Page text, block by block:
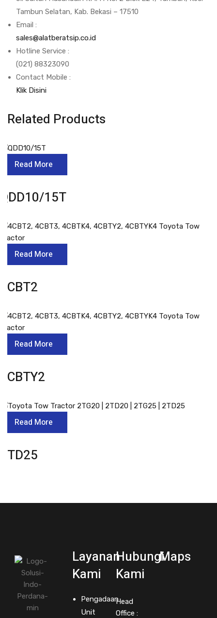
Tambun Selatan, Kab. Bekasi – 17510
Email :
sales@alatberatsip.co.id
Hotline Service :
(021) 88323090
Contact Mobile :
Klik Disini
Related Products
Read More
QDD10/15T
Read More
4CBT2
Read More
4CBTY2
Read More
2TD25
Layanan
Kami
Pengadaan
Unit
Hubungi
Kami
Head
Office :
Maps